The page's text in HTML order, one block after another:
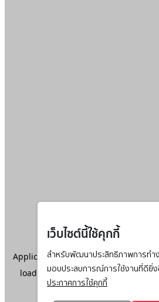
เว็บไซต์นี้ใช้คุกกี้
สำหรับพัฒนาประสิทธิภาพการทำง
มอบประสบการณ์การใช้งานที่ดียิ่ง
ประกาศการใช้คุกกี้
Application error: aclient-side
loadingwww.ktc.co.th(see the
information).